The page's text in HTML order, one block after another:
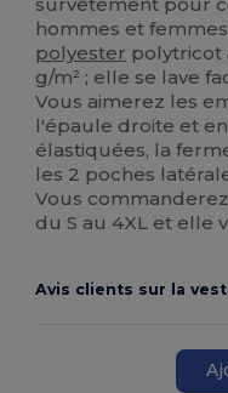
hommes et
polyester polytricot
g/m² ; elle se lave
Vous aimerez les
l'épaule droite et
élastiquées, la
les 2 poches
Vous
du S au 4XL et elle
Avis clients sur la